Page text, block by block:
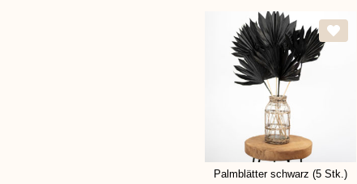
Palmblätter schwarz (5 Stk.)